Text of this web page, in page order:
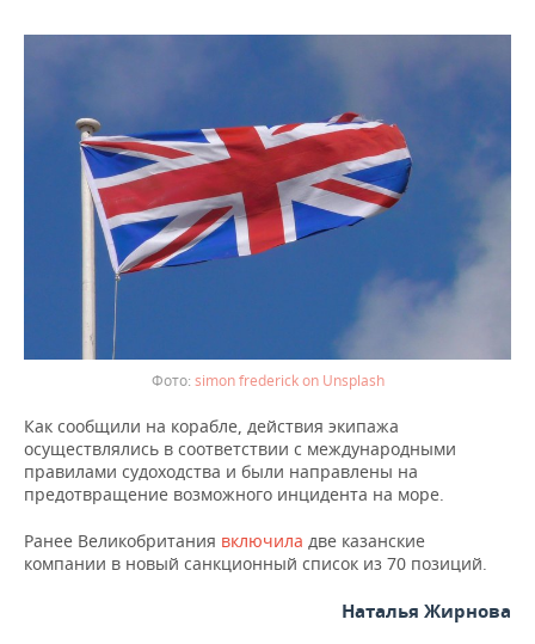
simon frederick on Unsplash
Как сообщили на корабле, действия экипажа
осуществлялись в соответствии с международными
правилами судоходства и были направлены на
предотвращение возможного инцидента на море.
Ранее Великобритания включила две казанские
компании в новый санкционный список из 70 позиций.
Наталья Жирнова